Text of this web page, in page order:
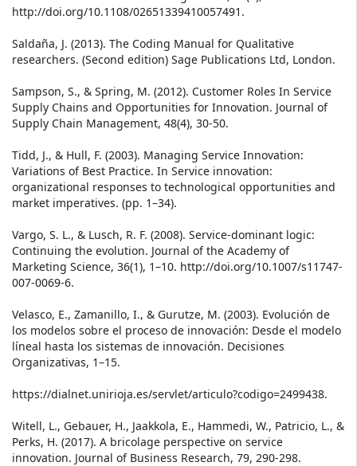
http://doi.org/10.1108/02651339410057491.
Saldaña, J. (2013). The Coding Manual for Qualitative
researchers. (Second edition) Sage Publications Ltd, London.
Sampson, S., & Spring, M. (2012). Customer Roles In Service
Supply Chains and Opportunities for Innovation. Journal of
Supply Chain Management, 48(4), 30-50.
Tidd, J., & Hull, F. (2003). Managing Service Innovation:
Variations of Best Practice. In Service innovation:
organizational responses to technological opportunities and
market imperatives. (pp. 1–34).
Vargo, S. L., & Lusch, R. F. (2008). Service-dominant logic:
Continuing the evolution. Journal of the Academy of
Marketing Science, 36(1), 1–10. http://doi.org/10.1007/s11747-
007-0069-6.
Velasco, E., Zamanillo, I., & Gurutze, M. (2003). Evolución de
los modelos sobre el proceso de innovación: Desde el modelo
líneal hasta los sistemas de innovación. Decisiones
Organizativas, 1–15.
https://dialnet.unirioja.es/servlet/articulo?codigo=2499438.
Witell, L., Gebauer, H., Jaakkola, E., Hammedi, W., Patricio, L., &
Perks, H. (2017). A bricolage perspective on service
innovation. Journal of Business Research, 79, 290-298.